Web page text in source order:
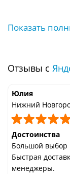
Показать
Отзывы с
Юлия
Нижний
Достоинства
Большой выбор
Быстрая
менеджеры.